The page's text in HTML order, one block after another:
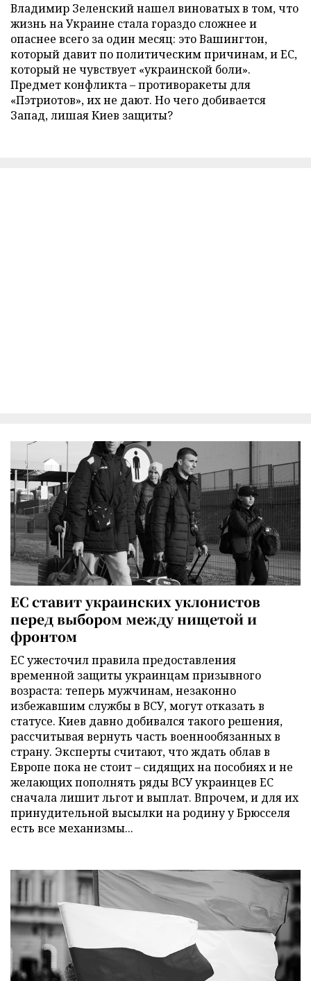
Владимир Зеленский нашел виноватых в том, что
жизнь на Украине стала гораздо сложнее и
опаснее всего за один месяц: это Вашингтон,
который давит по политическим причинам, и ЕС,
который не чувствует «украинской боли».
Предмет конфликта – противоракеты для
«Пэтриотов», их не дают. Но чего добивается
Запад, лишая Киев защиты?
ЕС ставит украинских уклонистов
перед выбором между нищетой и
фронтом
ЕС ужесточил правила предоставления
временной защиты украинцам призывного
возраста: теперь мужчинам, незаконно
избежавшим службы в ВСУ, могут отказать в
статусе. Киев давно добивался такого решения,
рассчитывая вернуть часть военнообязанных в
страну. Эксперты считают, что ждать облав в
Европе пока не стоит – сидящих на пособиях и не
желающих пополнять ряды ВСУ украинцев ЕС
сначала лишит льгот и выплат. Впрочем, и для их
принудительной высылки на родину у Брюсселя
есть все механизмы...